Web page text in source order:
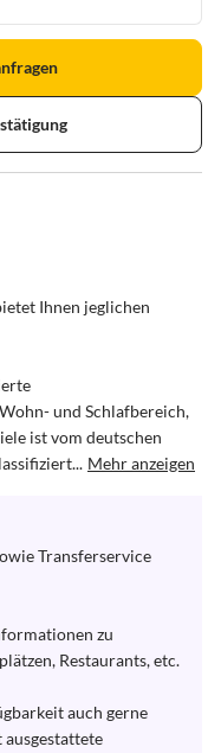
Ihnen jeglichen
und Schlafbereich,
ist vom deutschen
Mehr anzeigen
Transferservice
zu
Restaurants, etc.
auch gerne